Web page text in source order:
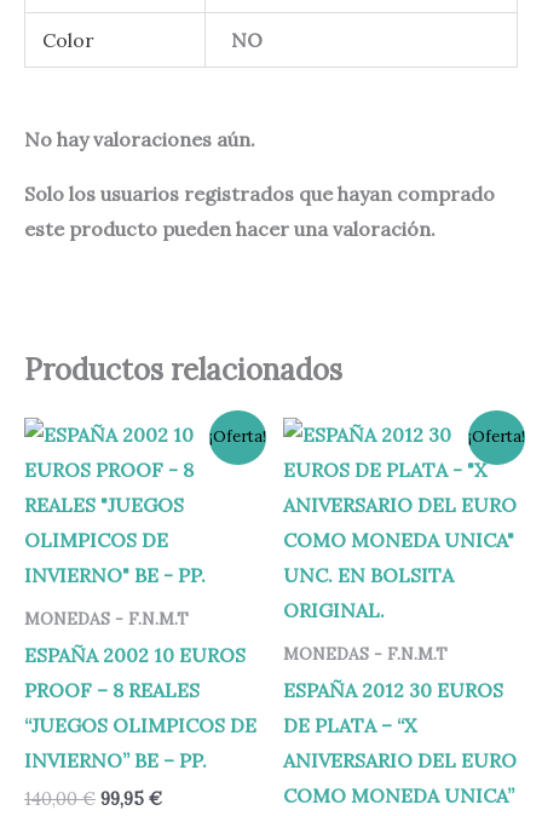
Color NO
No hay valoraciones aún.
Solo los usuarios registrados que hayan comprado
este producto pueden hacer una valoración.
Productos relacionados
¡Oferta!
MONEDAS - F.N.M.T
ESPAÑA 2002 10 EUROS
PROOF – 8 REALES
“JUEGOS OLIMPICOS DE
INVIERNO” BE – PP.
140,00€
El
precio
original
era:
140,00 €.
99,95 €
El
precio
actual
es:
99,95 €.
¡Oferta!
MONEDAS - F.N.M.T
ESPAÑA 2012 30 EUROS
DE PLATA – “X
ANIVERSARIO DEL EURO
COMO MONEDA UNICA”
El
precio
original
era:
64,95 €.
El
precio
actual
es:
59,95 €.